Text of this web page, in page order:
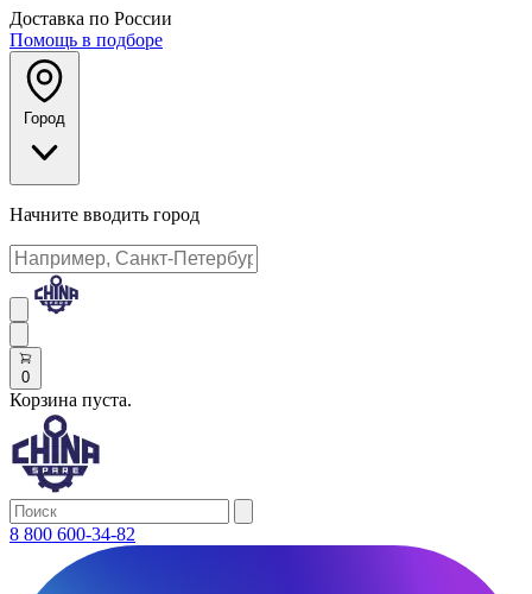
Доставка по России
Помощь в подборе
Город
Начните вводить город
0
Корзина пуста.
8 800 600-34-82